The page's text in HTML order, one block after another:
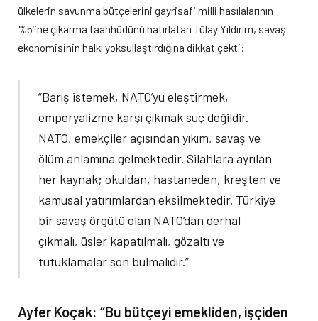
ülkelerin savunma bütçelerini gayrisafi milli hasılalarının
%5’ine çıkarma taahhüdünü hatırlatan Tülay Yıldırım, savaş
ekonomisinin halkı yoksullaştırdığına dikkat çekti:
“Barış istemek, NATO’yu eleştirmek,
emperyalizme karşı çıkmak suç değildir.
NATO, emekçiler açısından yıkım, savaş ve
ölüm anlamına gelmektedir. Silahlara ayrılan
her kaynak; okuldan, hastaneden, kreşten ve
kamusal yatırımlardan eksilmektedir. Türkiye
bir savaş örgütü olan NATO’dan derhal
çıkmalı, üsler kapatılmalı, gözaltı ve
tutuklamalar son bulmalıdır.”
Ayfer Koçak: “Bu bütçeyi emekliden, işçiden